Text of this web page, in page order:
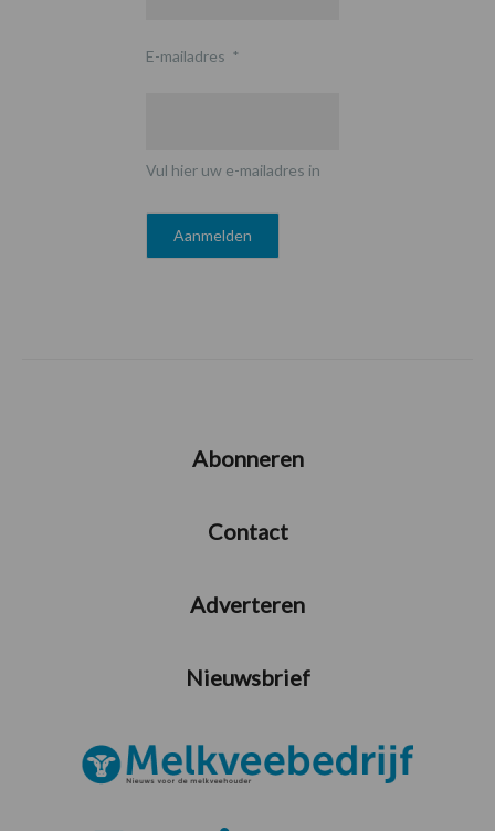
E-mailadres *
Vul hier uw e-mailadres in
Abonneren
Contact
Adverteren
Nieuwsbrief